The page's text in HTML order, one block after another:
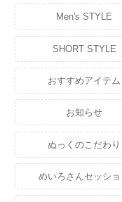
Men's STYLE
SHORT STYLE
おすすめアイテム
お知らせ
ぬっくのこだわり
めいろさんセッショ